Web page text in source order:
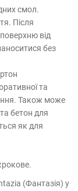
смол.
Після
від
без
та
Також може
бетон для
як для
(Фантазія) у